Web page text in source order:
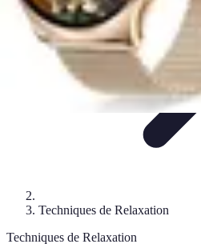
Techniques de Relaxation
Techniques de Relaxation